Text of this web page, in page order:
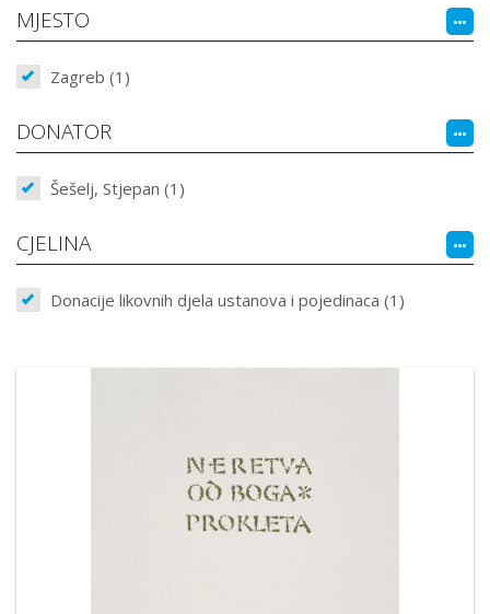
MJESTO
Zagreb (1)
DONATOR
Šešelj, Stjepan (1)
CJELINA
Donacije likovnih djela ustanova i pojedinaca (1)